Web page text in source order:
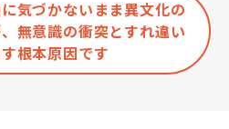
気づかないまま異文化の
無意識の衝突とすれ違い
根本原因です